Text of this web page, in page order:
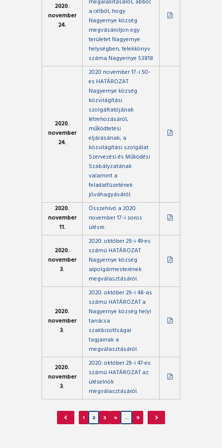
2020.
november
24.
a célból, hogy
Nagyernye község
megvásároljon egy
területet Nagyernye
helységben, telekkönyv
száma Nagyernye 53818
2020.
november
24.
2020 november 17.-i 50-
es HATÁROZAT
Nagyernye község
közvilágítási
szolgáltatójának
létrehozásáról,
működtetési
eljárásának, a
közvilágítási szolgálat
Szervezési és Működési
Szabályzatának
valamint a
feladatfüzetének
jóváhagyásáról.
2020.
november
11.
Összehívó a 2020.
november 17.-i soros
ülésre.
2020.
november
3.
2020. október 29.-i 49-es
számú HATÁROZAT
Nagyernye község
alpolgármesterének
megválasztásáról.
2020.
november
3.
2020. október 29.-i 48-as
számú HATÁROZAT a
Nagyernye község helyi
tanácsa
szakbizottságai
tagjainak a
megválasztásáról.
2020.
november
3.
2020. október 29.-i 47-es
számú HATÁROZAT az
üléselnök
megválasztásáról.
1 2 3 4 9